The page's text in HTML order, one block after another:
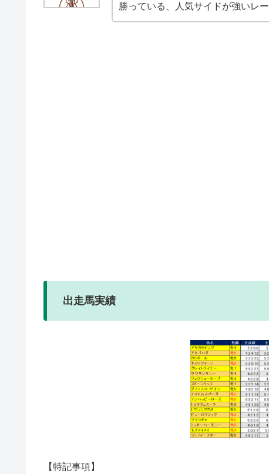
勝っている、人気サイドが強いレー
出走馬実績
【特記事項】